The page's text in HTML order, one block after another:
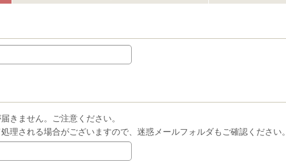
きません。ご注意ください。
理される場合がございますので、迷惑メールフォルダもご確認ください。